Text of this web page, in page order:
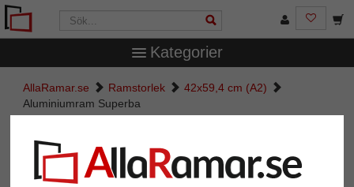
Kategorier
AllaRamar.se Ramstorlek
42x59,4 cm (A2)
Aluminiumram Superba
Aluminiumram Superba